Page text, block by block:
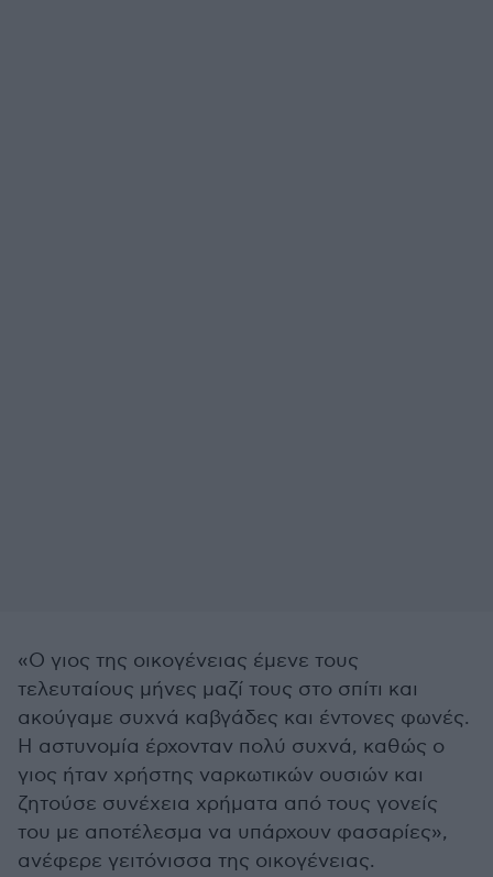
«Ο γιος της οικογένειας έμενε τους
τελευταίους μήνες μαζί τους στο σπίτι και
ακούγαμε συχνά καβγάδες και έντονες φωνές.
Η αστυνομία έρχονταν πολύ συχνά, καθώς ο
γιος ήταν χρήστης ναρκωτικών ουσιών και
ζητούσε συνέχεια χρήματα από τους γονείς
του με αποτέλεσμα να υπάρχουν φασαρίες»,
ανέφερε γειτόνισσα της οικογένειας.